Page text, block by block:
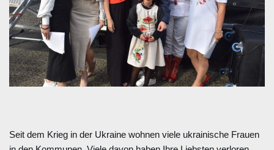
Seit dem Krieg in der Ukraine wohnen viele ukrainische Frauen